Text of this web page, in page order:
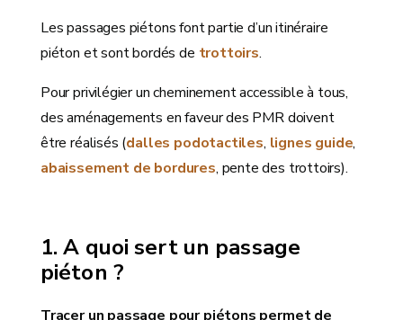
Les passages piétons font partie d’un itinéraire
piéton et sont bordés de trottoirs.
Pour privilégier un cheminement accessible à tous,
des aménagements en faveur des PMR doivent
être réalisés (dalles podotactiles, lignes guide,
abaissement de bordures, pente des trottoirs).
A quoi sert un passage
piéton ?
Tracer un passage pour piétons permet de